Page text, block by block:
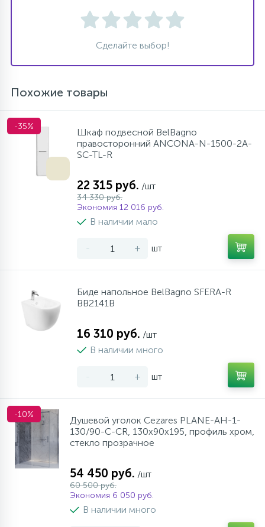
Сделайте выбор!
Похожие товары
-35%
Шкаф подвесной BelBagno
правосторонний ANCONA-N-1500-2A-
SC-TL-R
22 315 руб. /шт
34 330 руб.
Экономия 12 016 руб.
В наличии мало
- + шт
Биде напольное BelBagno SFERA-R
BB2141B
16 310 руб. /шт
В наличии много
- + шт
-10%
Душевой уголок Cezares PLANE-AH-1-
130/90-C-CR, 130х90х195, профиль хром,
стекло прозрачное
54 450 руб. /шт
60 500 руб.
Экономия 6 050 руб.
В наличии много